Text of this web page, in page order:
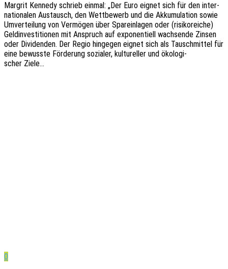
Margrit Kenne­dy schrieb einmal: „Der Euro eignet sich für den inter­
na­tio­na­len Austausch, den Wett­be­werb und die Akku­mu­la­ti­on sowie
Umver­tei­lung von Vermö­gen über Spar­ein­la­gen oder (risi­ko­rei­che)
Geld­in­ves­ti­tio­nen mit Anspruch auf expo­nen­ti­ell wach­sen­de Zinsen
oder Divi­den­den. Der Regio hinge­gen eignet sich als Tausch­mit­tel für
eine bewuss­te Förde­rung sozia­ler, kultu­rel­ler und ökolo­gi­
scher Ziele…
0